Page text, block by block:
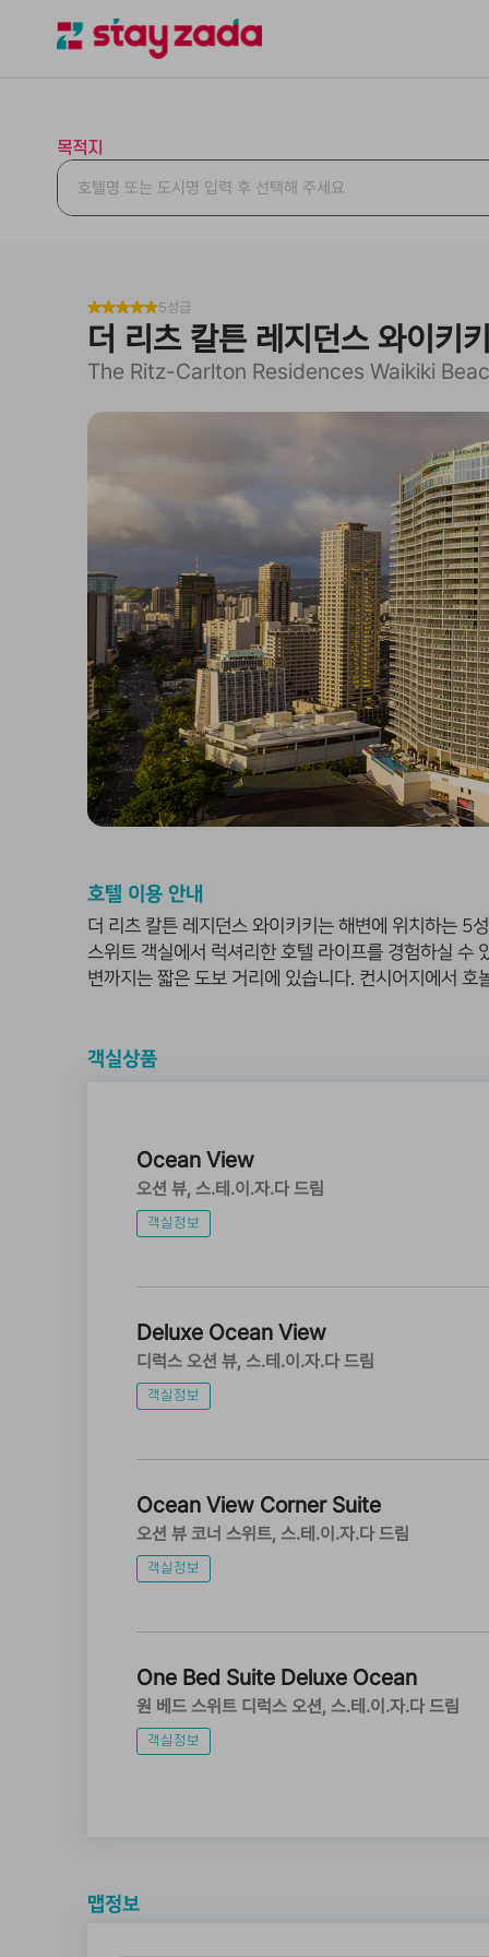
목적지
5성급
더 리츠 칼튼 레지던스 와이키
The Ritz-Carlton Residences Waikiki
호텔 이용 안내
더 리츠 칼튼 레지던스 와이키키는 해변에 위치하는 5
스위트 객실에서 럭셔리한 호텔 라이프를 경험하실 수
변까지는 짧은 도보 거리에 있습니다. 컨시어지에서 호
객실상품
Ocean View
오션 뷰 스.테.이.자.다 드림
객실정보
Deluxe Ocean View
디럭스 오션 뷰 스.테.이.자.다 드림
객실정보
Ocean View Corner Suite
오션 뷰 코너 스위트 스.테.이.자.다 드림
객실정보
One Bed Suite Deluxe Ocean
원 베드 스위트 디럭스 오션 스.테.이.자.다 드림
객실정보
맵정보